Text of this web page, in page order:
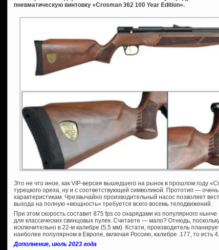
пневматическую винтовку «Crosman 362 100 Year Edition».
Это не что иное, как VIP-версия вышедшего на рынок в прошлом году
турецкого ореха, ну и с соответствующей символикой. Прототип —
характеристикам. Чрезвычайно производительный насос позволяет
выхода на полную «мощность» требуется всего восемь телодвижений.
При этом скорость составит 875 fps со снарядами из популярного
для классических свинцовых пулек. Считаете — мало? Отнюдь,
исключительно в 22-м калибре (5,5 мм). Кстати, производитель
наиболее популярном в Европе, включая Россию, калибре .177, то есть
Дополнение, июль 2023 года